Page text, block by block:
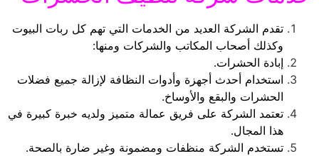
تقدم الشركة العديد من الخدمات التي تهم كل ربات البيوت
وكذلك أصحاب المكاتب والشركات ومنها:
إبادة الحشرات.
استخدام أحدث أجهزة وأدوات النظافة لإزالة جميع فضلات
الحشرات والبقع والأوساخ.
تعتمد الشركة على فريق عمالة متميز ولديه خبرة كبيرة في
هذا المجال.
تستخدم الشركة منظفات ومضمونة وغير ضارة بالصحة.